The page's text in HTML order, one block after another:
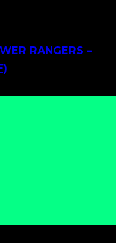
RANGERS –